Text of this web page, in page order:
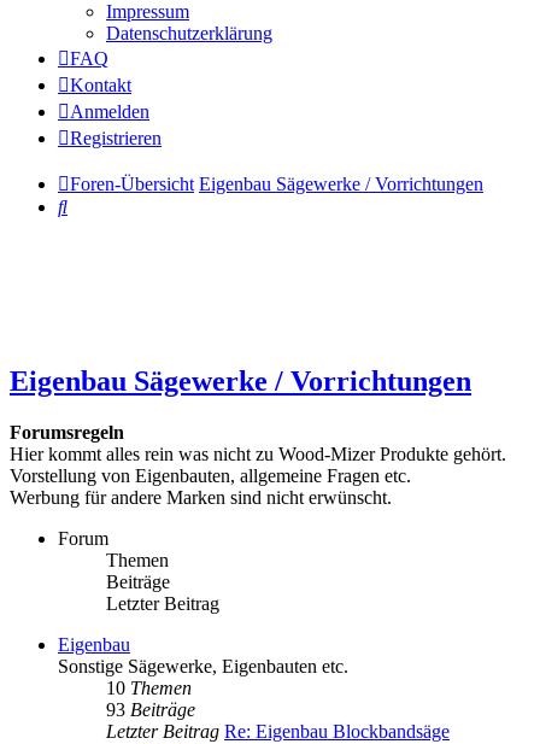
Impressum
Datenschutzerklärung
FAQ
Kontakt
Anmelden
Registrieren
Foren-Übersicht Eigenbau Sägewerke / Vorrichtungen
Suche
Eigenbau Sägewerke / Vorrichtungen
Forumsregeln
Hier kommt alles rein was nicht zu Wood-Mizer Produkte gehört.
Vorstellung von Eigenbauten, allgemeine Fragen etc.
Werbung für andere Marken sind nicht erwünscht.
Forum
Themen
Beiträge
Letzter Beitrag
Eigenbau
Sonstige Sägewerke, Eigenbauten etc.
10 Themen
93 Beiträge
Letzter Beitrag Re: Eigenbau Blockbandsäge